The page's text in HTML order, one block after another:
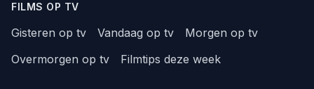
FILMS OP TV
Gisteren op tv Vandaag op tv
Morgen op tv
Overmorgen op tv
Filmtips deze week